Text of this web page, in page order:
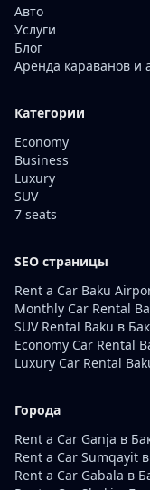
Авто
Услуги
Блог
Аренда караванов и
Категории
Economy
Business
Luxury
SUV
7 seats
SEO страницы
Rent a Car Baku
Monthly Car Rental
SUV Rental Baku в
Economy Car Rental
Luxury Car Rental
Города
Rent a Car Ganja в
Rent a Car Sumqayit
Rent a Car Gabala в